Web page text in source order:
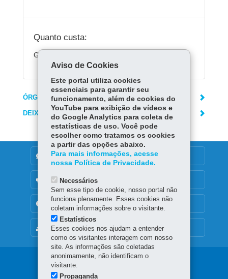
Quanto custa:
Gratuito.
ÓRGÃO RESPONSÁVEL
DEIXE SUA OPINIÃO
MAPA DO SITE
DENUNCIE CORRUPÇÃO
OUVIDORIA
TRANSPARÊNCIA INSTITUCIONAL
Navegação
Aviso de Cookies
Este portal utiliza cookies
essenciais para garantir seu
funcionamento, além de cookies do
YouTube para exibição de vídeos e
do Google Analytics para coleta de
estatísticas de uso. Você pode
escolher como tratamos os cookies
a partir das opções abaixo.
Para mais informações, acesse
nossa Política de Privacidade.
Necessários
Sem esse tipo de cookie, nosso portal não
funciona plenamente. Esses cookies não
coletam informações sobre o visitante.
Estatísticos
Esses cookies nos ajudam a entender
como os visitantes interagem com nosso
site. As informações são coletadas
anonimamente, não identificam o
visitante.
Propaganda